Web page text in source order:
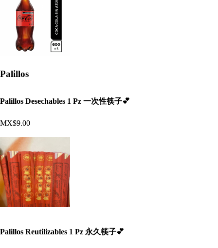
Palillos
Palillos Desechables 1 Pz 一次性筷子💕
MX$9.00
Palillos Reutilizables 1 Pz 永久筷子💕